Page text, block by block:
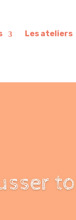
Les ateliers